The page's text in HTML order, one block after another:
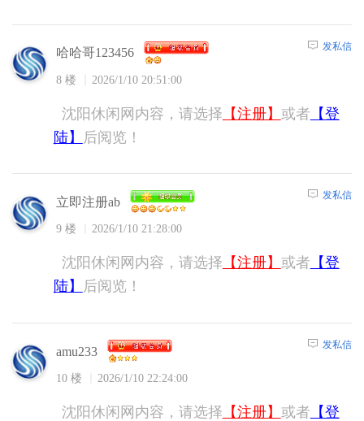
哈哈哥123456
8 楼 2026/1/10 20:51:00
发私信
沈阳休闲网内容，请选择 【注册】 或者 【登
陆】
后阅览！
立即注册ab
9 楼 2026/1/10 21:28:00
发私信
沈阳休闲网内容，请选择 【注册】 或者 【登
陆】
后阅览！
amu233
10 楼 2026/1/10 22:24:00
发私信
沈阳休闲网内容，请选择 【注册】 或者 【登